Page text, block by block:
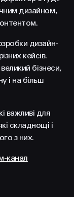
дизайном,
дизайн-
кейсів.
бізнеси,
і на більш
важливі для
складнощі і
з них.
канал